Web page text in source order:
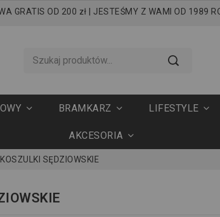
GRATIS OD 200 zł | JESTEŚMY Z WAMI OD 1989
BRAMKARZ LIFESTYLE
AKCESORIA
KOSZULKI SĘDZIOWSKIE